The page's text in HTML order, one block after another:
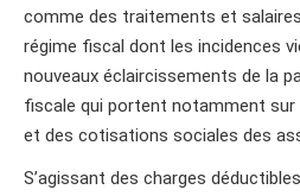
comme des traitements et
régime fiscal dont les incidences
nouveaux éclaircissements de la
fiscale qui portent notamment sur
et des cotisations sociales des
S’agissant des charges